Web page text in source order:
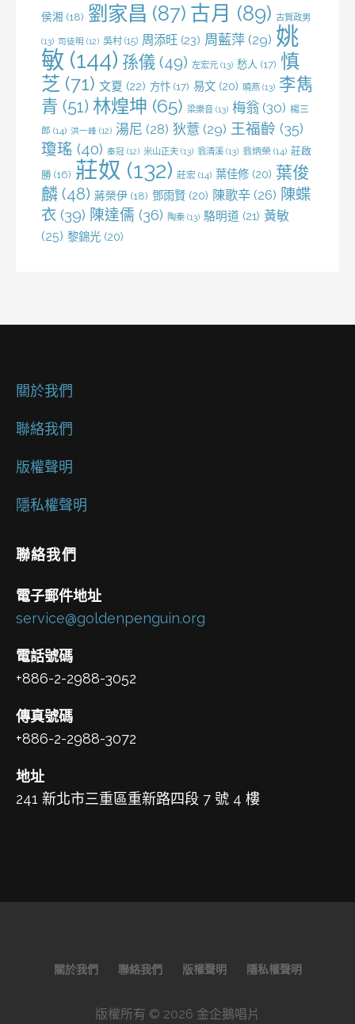
侯湘 (18) 劉家昌 (87) 古月 (89) 古賀政男
(13) 司徒明 (12) 吳村 (15) 周添旺 (23) 周藍萍 (29) 姚
敏 (144) 孫儀 (49) 左宏元 (13) 愁人 (17) 慎
芝 (71) 文夏 (22) 方忭 (17) 易文 (20) 曉燕 (13) 李雋
青 (51) 林煌坤 (65) 梁樂音 (13) 梅翁 (30) 楊三
郎 (14) 洪一峰 (12) 湯尼 (28) 狄薏 (29) 王福齡 (35)
瓊瑤 (40) 秦冠 (12) 米山正夫 (13) 翁清溪 (13) 翁炳榮 (14) 莊啟
勝 (16) 莊奴 (132) 莊宏 (14) 葉佳修 (20) 葉俊
麟 (48) 蔣榮伊 (18) 鄧雨賢 (20) 陳歌辛 (26) 陳蝶
衣 (39) 陳達儒 (36) 陶秦 (13) 駱明道 (21) 黃敏
(25) 黎錦光 (20)
關於我們
聯絡我們
版權聲明
隱私權聲明
聯絡我們
電子郵件地址
service@goldenpenguin.org
電話號碼
+886-2-2988-3052
傳真號碼
+886-2-2988-3072
地址
241 新北市三重區重新路四段 7 號 4 樓
關於我們 聯絡我們 版權聲明 隱私權聲明
版權所有 © 2026 金企鵝唱片